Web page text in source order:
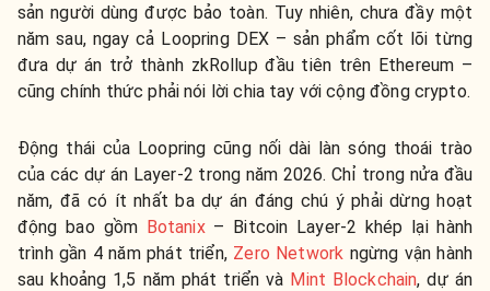
sản người dùng được bảo toàn. Tuy nhiên, chưa đầy một
năm sau, ngay cả Loopring DEX – sản phẩm cốt lõi từng
đưa dự án trở thành zkRollup đầu tiên trên Ethereum –
cũng chính thức phải nói lời chia tay với cộng đồng crypto.
Động thái của Loopring cũng nối dài làn sóng thoái trào
của các dự án Layer-2 trong năm 2026. Chỉ trong nửa đầu
năm, đã có ít nhất ba dự án đáng chú ý phải dừng hoạt
động bao gồm Botanix– Bitcoin Layer-2 khép lại hành
trình gần 4 năm phát triển, Zero Network ngừng vận hành
sau khoảng 1,5 năm phát triển và Mint Blockchain, dự án